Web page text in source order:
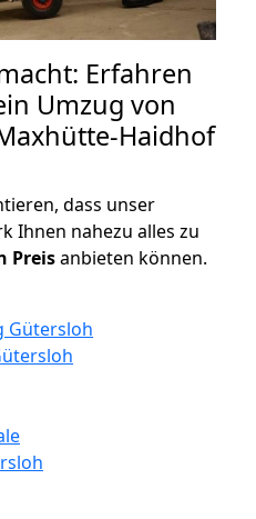
Erfahren
Umzug von
Haidhof
dass unser
Ihnen nahezu alles zu
Preisanbieten können.
Gütersloh